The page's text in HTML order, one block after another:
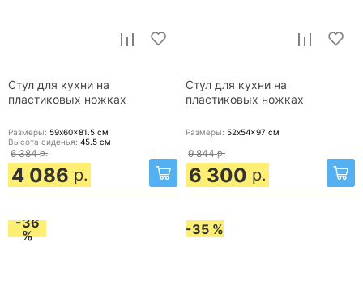
Стул для кухни на
пластиковых ножках
Размеры: 59x60x81.5 см
Высота сиденья: 45.5 см
6 384 р.
4 086 р.
Стул для кухни на
пластиковых ножках
Размеры: 52x54x97 см
9 844 р.
6 300 р.
-36
%
-35 %